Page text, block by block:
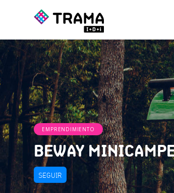
EMPRENDIMIENTO
BEWAY
SEGUIR